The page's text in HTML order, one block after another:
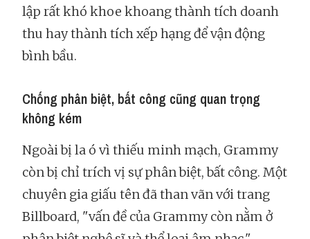
lập rất khó khoe khoang thành tích doanh
thu hay thành tích xếp hạng để vận động
bình bầu.
Chống phân biệt, bất công cũng quan trọng
không kém
Ngoài bị la ó vì thiếu minh mạch, Grammy
còn bị chỉ trích vị sự phân biệt, bất công. Một
chuyên gia giấu tên đã than vãn với trang
Billboard, "vấn đề của Grammy còn nằm ở